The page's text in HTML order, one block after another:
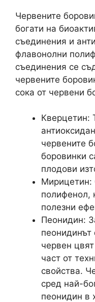
Червените
богати на
съединения и
флавонолни
съединения се
червените
сока от червени
Кверцетин:
червените
боровинки
плодови
Мирицетин:
полифенол,
полезни
Пеонидин:
пеонидинът
червен
част от
свойства.
сред най-
пеонидин в